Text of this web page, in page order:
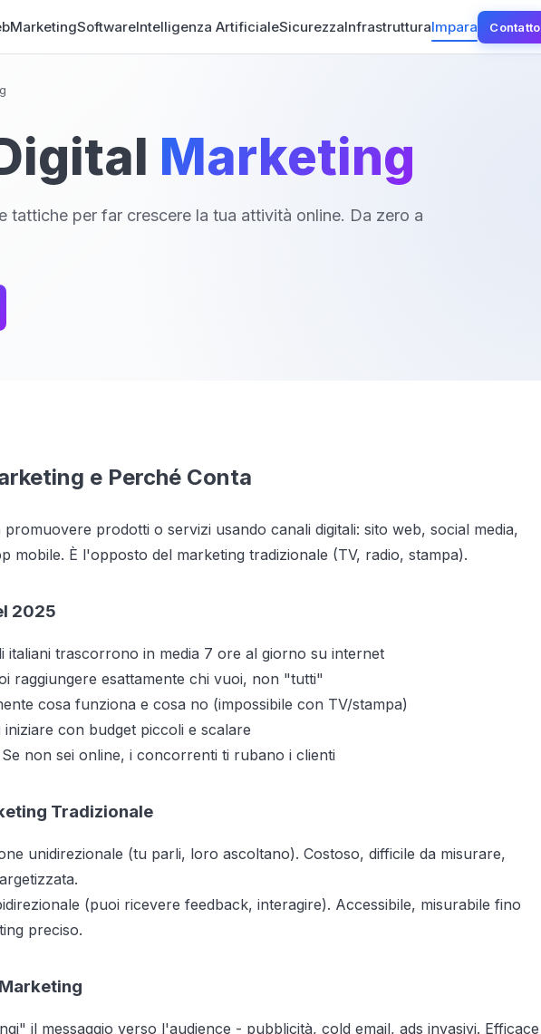
MarketingSoftwareIntelligenza ArtificialeSicurezzaInfrastrutturaImpara Contatto
Marketing
tattiche per far crescere la tua attività online. Da zero a
e Perché Conta
promuovere prodotti o servizi usando canali digitali: sito web, social media,
mobile. È l'opposto del marketing tradizionale (TV, radio, stampa).
2025
italiani trascorrono in media 7 ore al giorno su internet
raggiungere esattamente chi vuoi, non "tutti"
cosa funziona e cosa no (impossibile con TV/stampa)
iniziare con budget piccoli e scalare
Se non sei online, i concorrenti ti rubano i clienti
Tradizionale
unidirezionale (tu parli, loro ascoltano). Costoso, difficile da misurare,
(puoi ricevere feedback, interagire). Accessibile, misurabile fino
preciso.
il messaggio verso l'audience - pubblicità, cold email, ads invasivi. Efficace